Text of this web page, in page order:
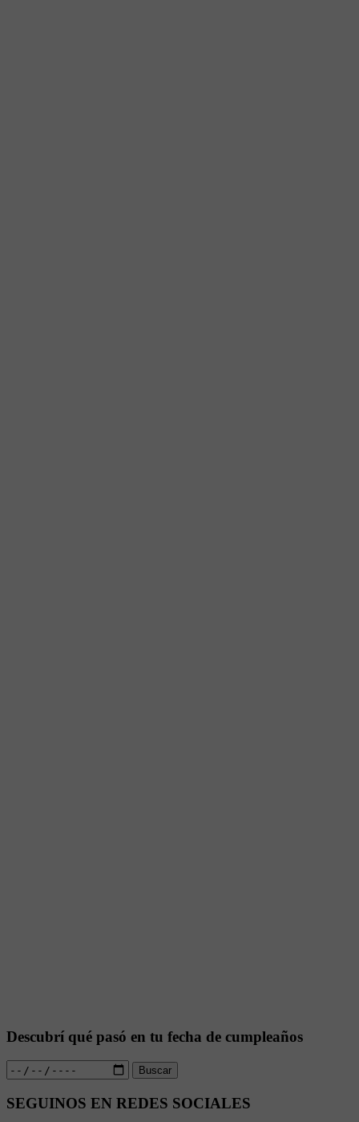
Descubrí qué pasó en tu fecha de cumpleaños
Buscar
SEGUINOS EN REDES SOCIALES